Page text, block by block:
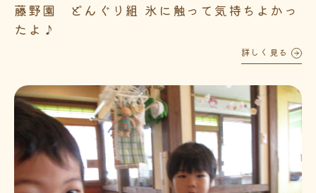
藤野園 どんぐり組 氷に触って気持ちよかっ
たよ♪
詳しく見る